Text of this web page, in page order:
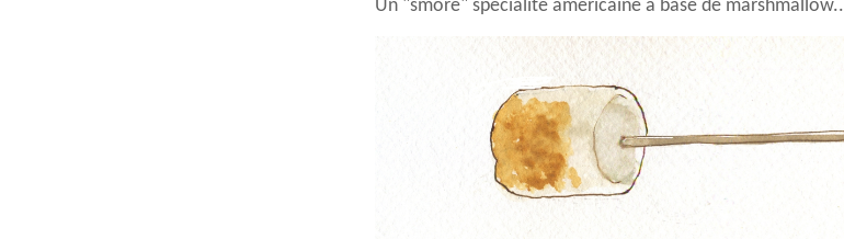
Un "smore" spécialité américaine à base de marshmallow..